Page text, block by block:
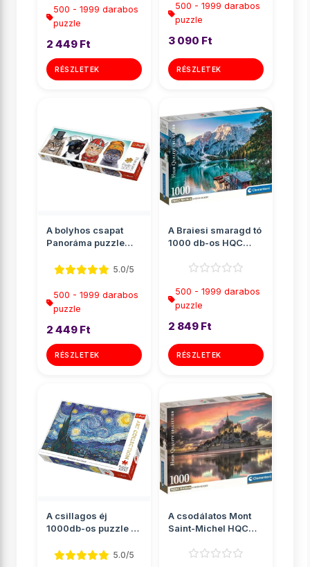
500 - 1999 darabos
puzzle
2 449 Ft
RÉSZLETEK
500 - 1999 darabos
puzzle
3 090 Ft
RÉSZLETEK
A bolyhos csapat
Panoráma puzzle
5.0/5
500 - 1999 darabos
puzzle
2 449 Ft
RÉSZLETEK
A Braiesi smaragd tó
1000 db-os HQC
Cle...
500 - 1999 darabos
puzzle
2 849 Ft
RÉSZLETEK
A csillagos éj
1000db-os puzzle -
5.0/5
A csodálatos Mont
Saint-Michel HQC
poszter...